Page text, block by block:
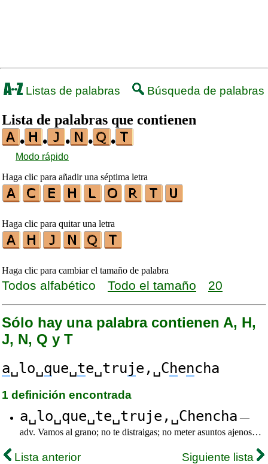
Listas de palabras Búsqueda de palabras
Lista de palabras que contienen
•
• • • •
Modo rápido
Haga clic para añadir una séptima letra
Haga clic para quitar una letra
Haga clic para cambiar el tamaño de palabra
Todos alfabético Todo el tamaño 20
Sólo hay una palabra contienen A, H,
J, N, Q y T
a␣lo␣que␣te␣truje,␣Chencha
1 definición encontrada
a␣lo␣que␣te␣truje,␣Chencha —
adv. Vamos al grano; no te distraigas; no meter asuntos ajenos…
Lista anterior
Siguiente lista